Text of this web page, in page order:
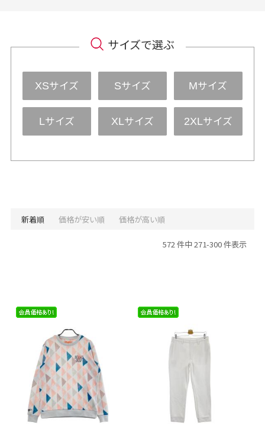
サイズで選ぶ
XSサイズ Sサイズ Mサイズ
Lサイズ XLサイズ 2XLサイズ
新着順 価格が安い順 価格が高い順
572 件中 271-300 件表示